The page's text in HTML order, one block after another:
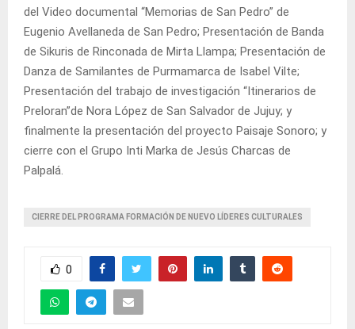
del Video documental “Memorias de San Pedro” de
Eugenio Avellaneda de San Pedro; Presentación de Banda
de Sikuris de Rinconada de Mirta Llampa; Presentación de
Danza de Samilantes de Purmamarca de Isabel Vilte;
Presentación del trabajo de investigación “Itinerarios de
Preloran”de Nora López de San Salvador de Jujuy; y
finalmente la presentación del proyecto Paisaje Sonoro; y
cierre con el Grupo Inti Marka de Jesús Charcas de
Palpalá.
CIERRE DEL PROGRAMA FORMACIÓN DE NUEVO LÍDERES CULTURALES
0